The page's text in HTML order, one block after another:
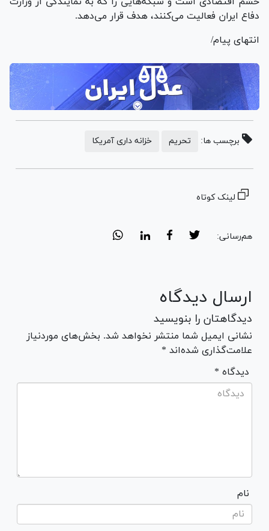
دفاع ایران فعالیت می‌کنند، هدف قرار می‌دهد.
انتهای پیام/
برچسب ها: تحریم خزانه داری آمریکا
لینک کوتاه
هم‌رسانی:
ارسال دیدگاه
دیدگاهتان را بنویسید
نشانی ایمیل شما منتشر نخواهد شد. بخش‌های موردنیاز
علامت‌گذاری شده‌اند *
* دیدگاه
نام